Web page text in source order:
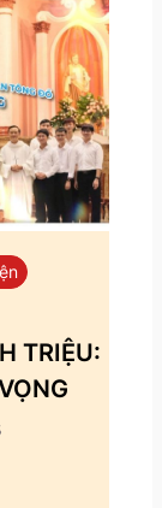
TRIỆU: